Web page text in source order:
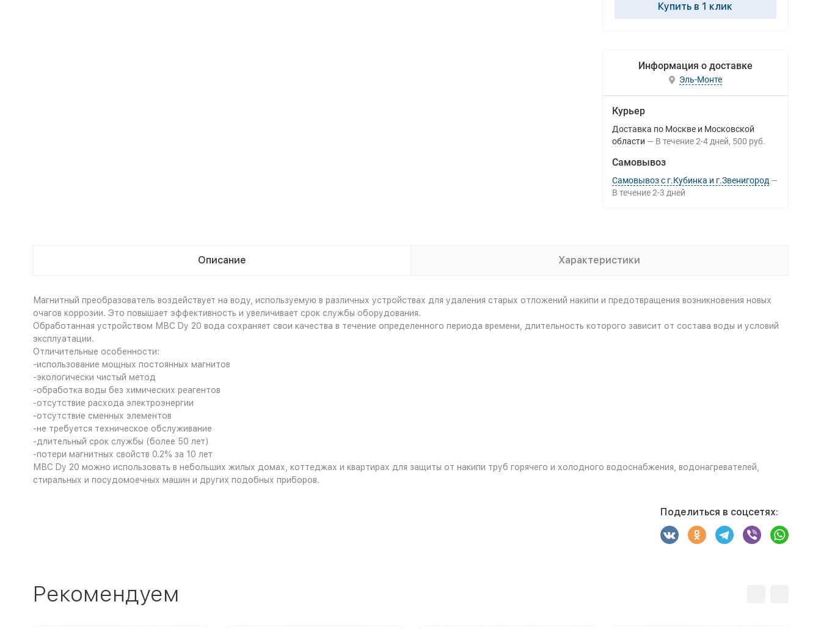
Купить в 1 клик
Информация о доставке
Эль-Монте
Курьер
Доставка по Москве и Московской
области
В течение 2-4 дней 500 руб.
Самовывоз
Самовывоз с г.Кубинка и г.Звенигород
В течение 2-3 дней
Описание Характеристики
Магнитный преобразователь воздействует на воду, используемую в различных устройствах для удаления старых отложений накипи и предотвращения возникновения новых
очагов коррозии. Это повышает эффективность и увеличивает срок службы оборудования.
Обработанная устройством МВС Dy 20 вода сохраняет свои качества в течение определенного периода времени, длительность которого зависит от состава воды и условий
эксплуатации.
Отличительные особенности:
-использование мощных постоянных магнитов
-экологически чистый метод
-обработка воды без химических реагентов
-отсутствие расхода электроэнергии
-отсутствие сменных элементов
-не требуется техническое обслуживание
-длительный срок службы (более 50 лет)
-потери магнитных свойств 0.2% за 10 лет
МВС Dy 20 можно использовать в небольших жилых домах, коттеджах и квартирах для защиты от накипи труб горячего и холодного водоснабжения, водонагревателей,
стиральных и посудомоечных машин и других подобных приборов.
Поделиться в соцсетях:
Рекомендуем